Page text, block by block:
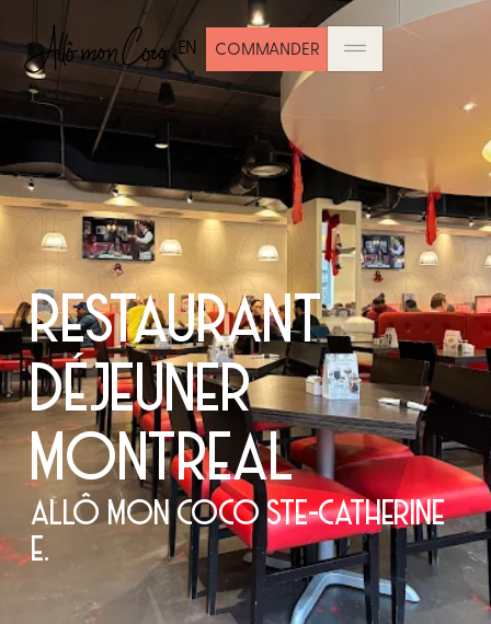
EN COMMANDER
RESTAURANT
DÉJEUNER
MONTREAL
ALLÔ MON COCO STE-CATHERINE
E.